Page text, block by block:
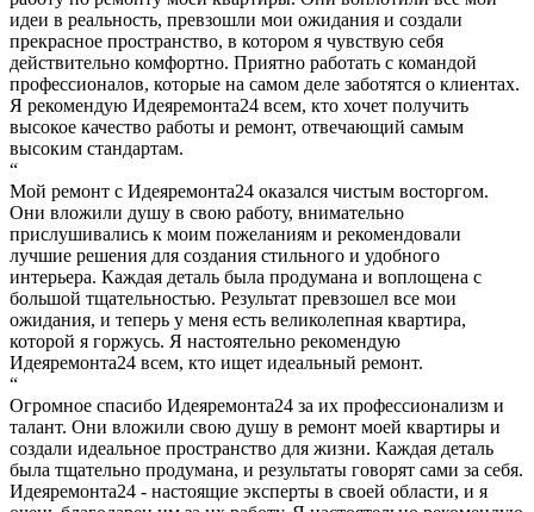
идеи в реальность, превзошли мои ожидания и создали
прекрасное пространство, в котором я чувствую себя
действительно комфортно. Приятно работать с командой
профессионалов, которые на самом деле заботятся о клиентах.
Я рекомендую Идеяремонта24 всем, кто хочет получить
высокое качество работы и ремонт, отвечающий самым
высоким стандартам.
“
Мой ремонт с Идеяремонта24 оказался чистым восторгом.
Они вложили душу в свою работу, внимательно
прислушивались к моим пожеланиям и рекомендовали
лучшие решения для создания стильного и удобного
интерьера. Каждая деталь была продумана и воплощена с
большой тщательностью. Результат превзошел все мои
ожидания, и теперь у меня есть великолепная квартира,
которой я горжусь. Я настоятельно рекомендую
Идеяремонта24 всем, кто ищет идеальный ремонт.
“
Огромное спасибо Идеяремонта24 за их профессионализм и
талант. Они вложили свою душу в ремонт моей квартиры и
создали идеальное пространство для жизни. Каждая деталь
была тщательно продумана, и результаты говорят сами за себя.
Идеяремонта24 - настоящие эксперты в своей области, и я